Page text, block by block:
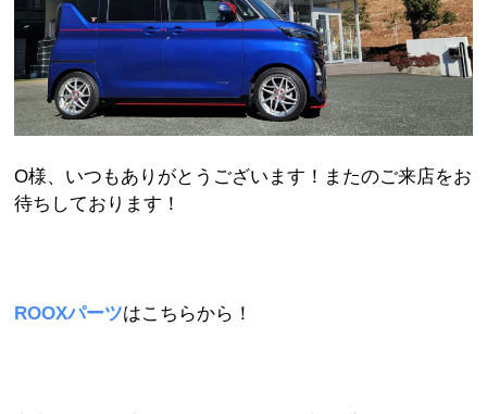
O様、いつもありがとうございます！またのご来店をお
待ちしております！
ROOXパーツはこちらから！